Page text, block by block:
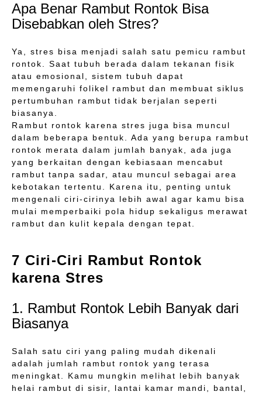
Apa Benar Rambut Rontok Bisa
Disebabkan oleh Stres?
Ya, stres bisa menjadi salah satu pemicu rambut
rontok. Saat tubuh berada dalam tekanan fisik
atau emosional, sistem tubuh dapat
memengaruhi folikel rambut dan membuat siklus
pertumbuhan rambut tidak berjalan seperti
biasanya.
Rambut rontok karena stres juga bisa muncul
dalam beberapa bentuk. Ada yang berupa rambut
rontok merata dalam jumlah banyak, ada juga
yang berkaitan dengan kebiasaan mencabut
rambut tanpa sadar, atau muncul sebagai area
kebotakan tertentu. Karena itu, penting untuk
mengenali ciri-cirinya lebih awal agar kamu bisa
mulai memperbaiki pola hidup sekaligus merawat
rambut dan kulit kepala dengan tepat.
7 Ciri-Ciri Rambut Rontok
karena Stres
1. Rambut Rontok Lebih Banyak dari
Biasanya
Salah satu ciri yang paling mudah dikenali
adalah jumlah rambut rontok yang terasa
meningkat. Kamu mungkin melihat lebih banyak
helai rambut di sisir, lantai kamar mandi, bantal,